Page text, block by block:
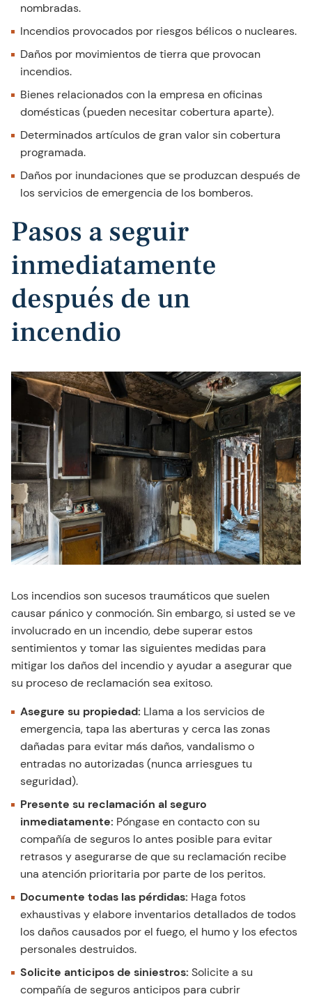
nombradas.
Incendios provocados por riesgos bélicos o nucleares.
Daños por movimientos de tierra que provocan
incendios.
Bienes relacionados con la empresa en oficinas
domésticas (pueden necesitar cobertura aparte).
Determinados artículos de gran valor sin cobertura
programada.
Daños por inundaciones que se produzcan después de
los servicios de emergencia de los bomberos.
Pasos a seguir
inmediatamente
después de un
incendio
Los incendios son sucesos traumáticos que suelen
causar pánico y conmoción. Sin embargo, si usted se ve
involucrado en un incendio, debe superar estos
sentimientos y tomar las siguientes medidas para
mitigar los daños del incendio y ayudar a asegurar que
su proceso de reclamación sea exitoso.
Asegure su propiedad: Llama a los servicios de
emergencia, tapa las aberturas y cerca las zonas
dañadas para evitar más daños, vandalismo o
entradas no autorizadas (nunca arriesgues tu
seguridad).
Presente su reclamación al seguro
inmediatamente: Póngase en contacto con su
compañía de seguros lo antes posible para evitar
retrasos y asegurarse de que su reclamación recibe
una atención prioritaria por parte de los peritos.
Documente todas las pérdidas: Haga fotos
exhaustivas y elabore inventarios detallados de todos
los daños causados por el fuego, el humo y los efectos
personales destruidos.
Solicite anticipos de siniestros: Solicite a su
compañía de seguros anticipos para cubrir